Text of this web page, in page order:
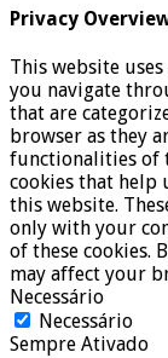
Privacy
This website
you navigate
that are
browser as they
functionalities of
cookies that help
this website.
only with your
of these cookies.
may affect your
Necessário
Necessário
Sempre Ativado